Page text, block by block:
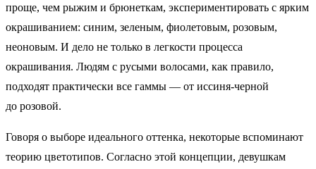
проще, чем рыжим и брюнеткам, экспериментировать с ярким
окрашиванием: синим, зеленым, фиолетовым, розовым,
неоновым. И дело не только в легкости процесса
окрашивания. Людям с русыми волосами, как правило,
подходят практически все гаммы — от иссиня-черной
до розовой.
Говоря о выборе идеального оттенка, некоторые вспоминают
теорию цветотипов. Согласно этой концепции, девушкам